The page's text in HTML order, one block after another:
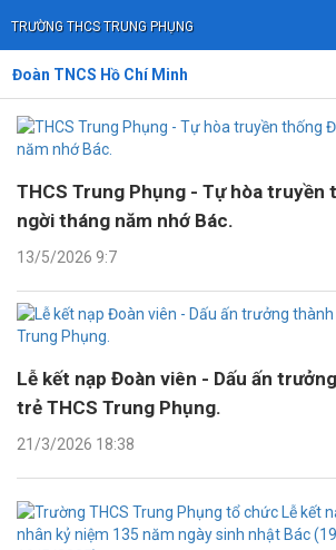
TRƯỜNG THCS TRUNG PHỤNG
Đoàn TNCS Hồ Chí Minh
THCS Trung Phụng - Tự hòa truyền
ngời tháng năm nhớ Bác.
13/5/2026 9:7
Lễ kết nạp Đoàn viên - Dấu ấn
trẻ THCS Trung Phụng.
21/3/2026 18:38